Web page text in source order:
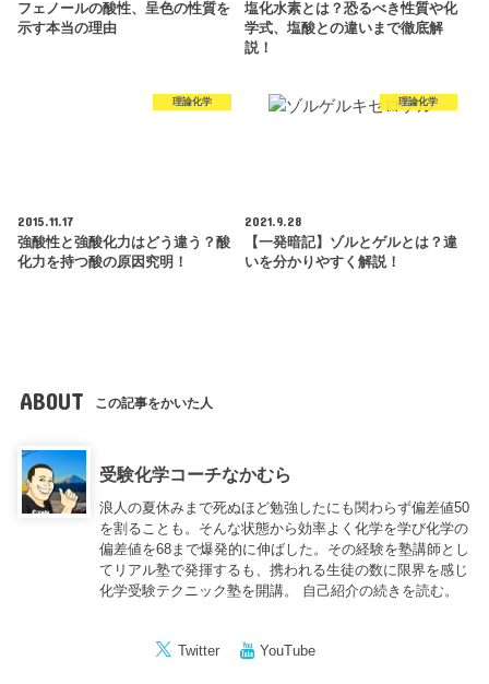
フェノールの酸性、呈色の性質を
示す本当の理由
塩化水素とは？恐るべき性質や化
学式、塩酸との違いまで徹底解
説！
理論化学
2015.11.17
強酸性と強酸化力はどう違う？酸
化力を持つ酸の原因究明！
理論化学
2021.9.28
【一発暗記】ゾルとゲルとは？違
いを分かりやすく解説！
ABOUT この記事をかいた人
受験化学コーチなかむら
浪人の夏休みまで死ぬほど勉強したにも関わらず偏差値50
を割ることも。そんな状態から効率よく化学を学び化学の
偏差値を68まで爆発的に伸ばした。その経験を塾講師とし
てリアル塾で発揮するも、携われる生徒の数に限界を感じ
化学受験テクニック塾を開講。 自己紹介の続きを読む。
Twitter YouTube